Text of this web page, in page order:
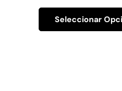
Seleccionar